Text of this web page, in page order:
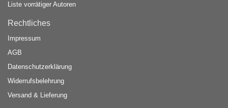
Liste vorrätiger Autoren
Rechtliches
Impressum
AGB
Datenschutzerklärung
Widerrufsbelehrung
Versand & Lieferung